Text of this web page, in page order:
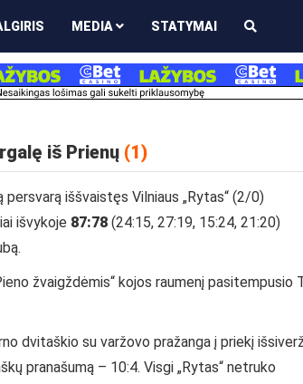
MEDIA STATYMAI
iš Prienų (1)
iššvaistęs Vilniaus „Rytas“ (2/0)
išvykoje 87:78 (24:15, 27:19, 15:24, 21:20)
žvaigždėmis“ kojos raumenį pasitempusio
dvitaškio su varžovo pražanga į priekį
pranašumą – 10:4. Visgi „Rytas“ netruko